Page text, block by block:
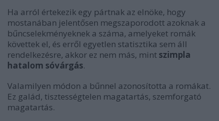
Ha arról értekezik egy pártnak az elnöke, hogy
mostanában jelentősen megszaporodott azoknak a
bűncselekményeknek a száma, amelyeket romák
követtek el, és erről egyetlen statisztika sem áll
rendelkezésre, akkor ez nem más, mintszimpla
hatalom sóvárgás.
Valamilyen módon a bűnnel azonosította a romákat.
Ez galád, tisztességtelen magatartás, szemforgató
magatartás.